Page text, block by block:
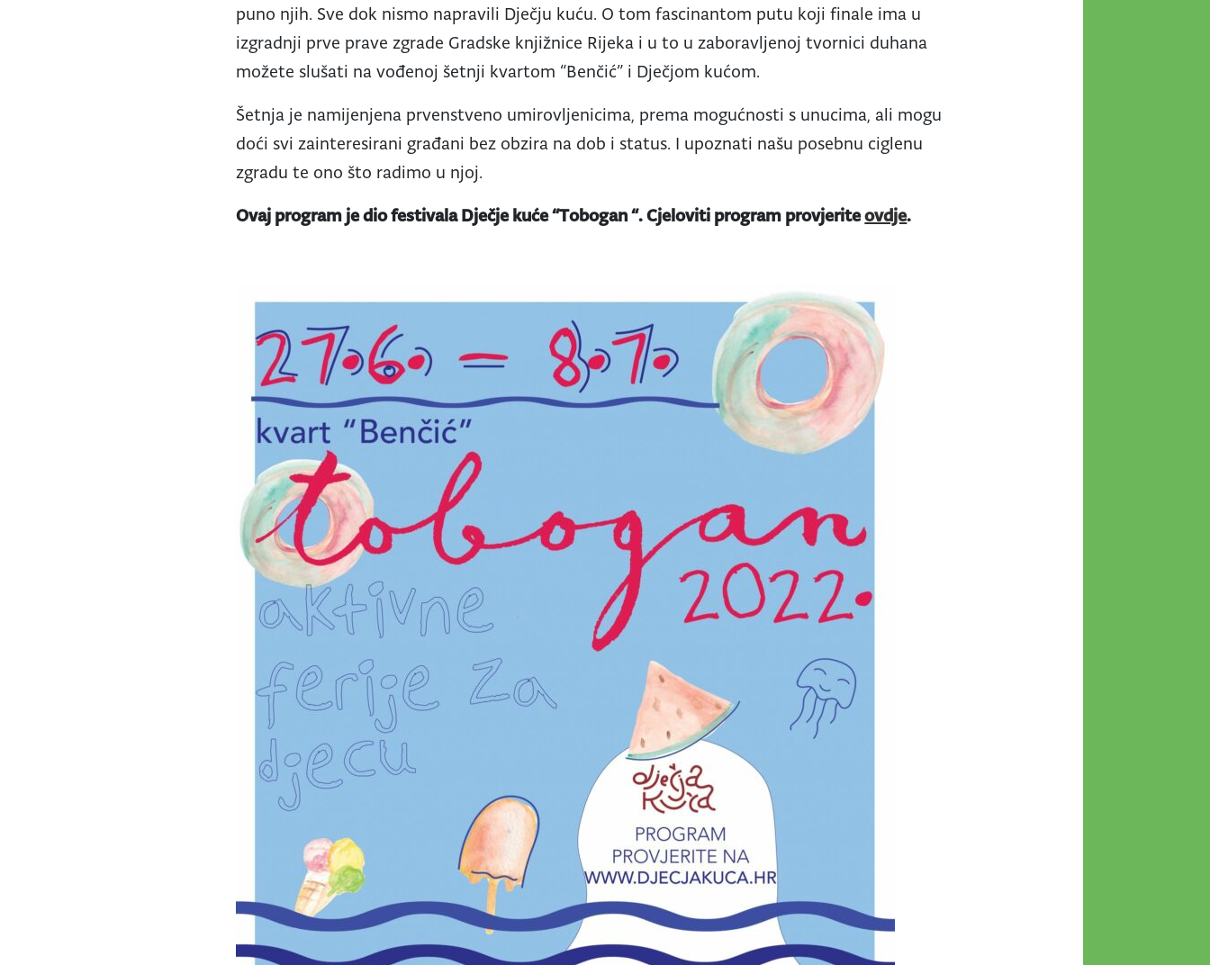
puno njih. Sve dok nismo napravili Dječju kuću. O tom fascinantom putu koji finale ima u
izgradnji prve prave zgrade Gradske knjižnice Rijeka i u to u zaboravljenoj tvornici duhana
možete slušati na vođenoj šetnji kvartom “Benčić” i Dječjom kućom.
Šetnja je namijenjena prvenstveno umirovljenicima, prema mogućnosti s unucima, ali mogu
doći svi zainteresirani građani bez obzira na dob i status. I upoznati našu posebnu ciglenu
zgradu te ono što radimo u njoj.
Ovaj program je dio festivala Dječje kuće “Tobogan “. Cjeloviti program provjeriteovdje.